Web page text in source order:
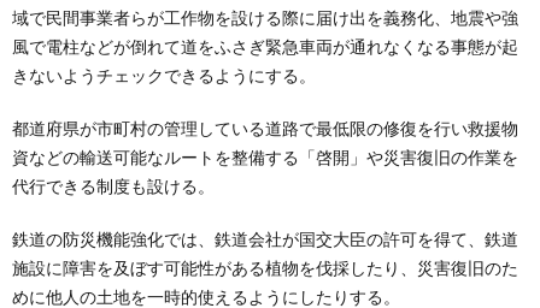
域で民間事業者らが工作物を設ける際に届け出を義務化、地震や強
風で電柱などが倒れて道をふさぎ緊急車両が通れなくなる事態が起
きないようチェックできるようにする。
都道府県が市町村の管理している道路で最低限の修復を行い救援物
資などの輸送可能なルートを整備する「啓開」や災害復旧の作業を
代行できる制度も設ける。
鉄道の防災機能強化では、鉄道会社が国交大臣の許可を得て、鉄道
施設に障害を及ぼす可能性がある植物を伐採したり、災害復旧のた
めに他人の土地を一時的使えるようにしたりする。